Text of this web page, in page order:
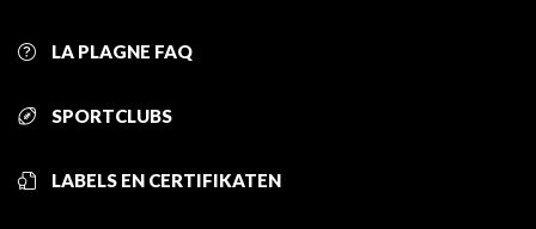
LA PLAGNE FAQ
SPORTCLUBS
LABELS EN CERTIFIKATEN